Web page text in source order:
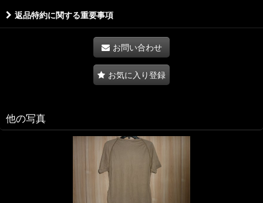
返品特約に関する重要事項
お問い合わせ
お気に入り登録
他の写真